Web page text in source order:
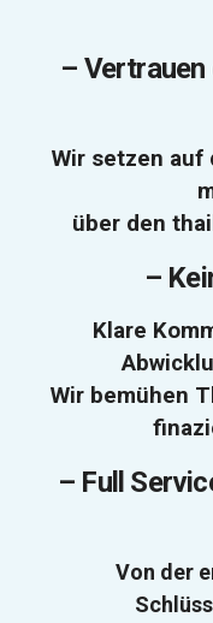
– Vertrauen
Wir setzen auf
über den
–
Klare
Wir bemühen
– Full
Von der